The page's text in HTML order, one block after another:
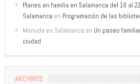
Planes en familia en Salamanca del 16 al
Salamanca en Programación de las
Menuda es Salamanca en Un paseo
ciudad
ARCHIVOS